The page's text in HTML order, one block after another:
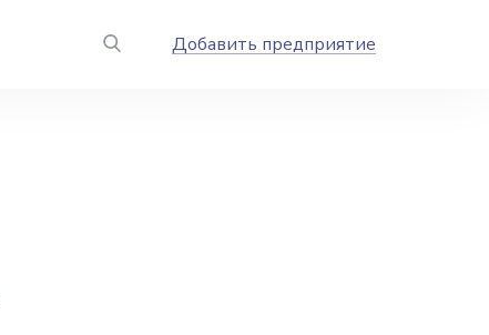
Добавить предприятие